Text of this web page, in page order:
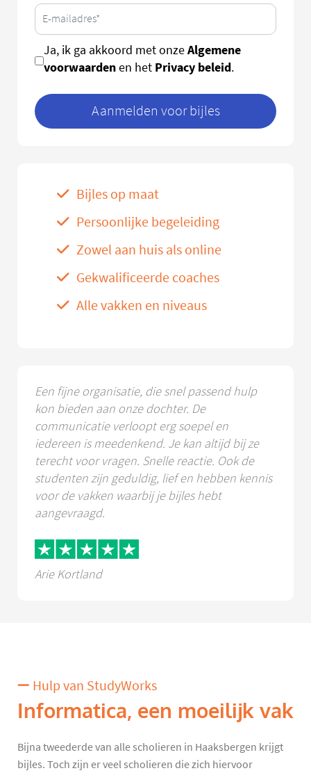
Ja, ik ga akkoord met onzeAlgemene
voorwaardenen het Privacy beleid.
Aanmelden voor bijles
Bijles op maat
Persoonlijke begeleiding
Zowel aan huis als online
Gekwalificeerde coaches
Alle vakken en niveaus
Een fijne organisatie, die snel passend hulp
kon bieden aan onze dochter. De
communicatie verloopt erg soepel en
iedereen is meedenkend. Je kan altijd bij ze
terecht voor vragen. Snelle reactie. Ook de
studenten zijn geduldig, lief en hebben kennis
voor de vakken waarbij je bijles hebt
aangevraagd.
Arie Kortland
Hulp van StudyWorks
Informatica, een moeilijk vak
Bijna tweederde van alle scholieren in Haaksbergen krijgt
bijles. Toch zijn er veel scholieren die zich hiervoor